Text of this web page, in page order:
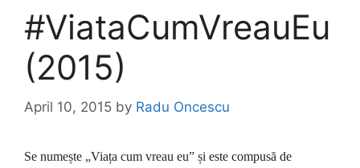
#ViataCumVreauEu
(2015)
April 10, 2015 by Radu Oncescu
Se numește „Viața cum vreau eu” și este compusă de